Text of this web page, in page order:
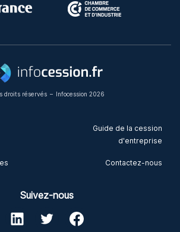
Guide de la cession
d'entreprise
Contactez-nous
droits réservés – Infocession 2026
Suivez-nous